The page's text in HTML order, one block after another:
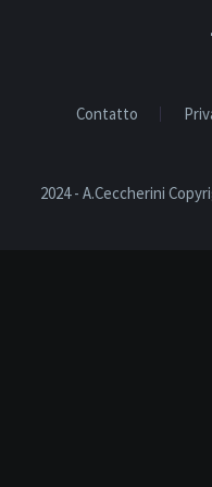
Contatto
2024 - A.Ceccherini